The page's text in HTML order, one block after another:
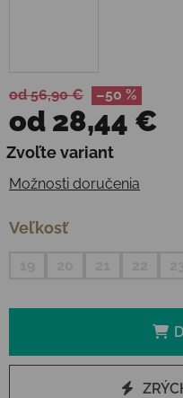
od 56,90 € –50 %
od 28,44 €
Jednotková cena:
Zvoľte variant
Možnosti doručenia
Veľkosť